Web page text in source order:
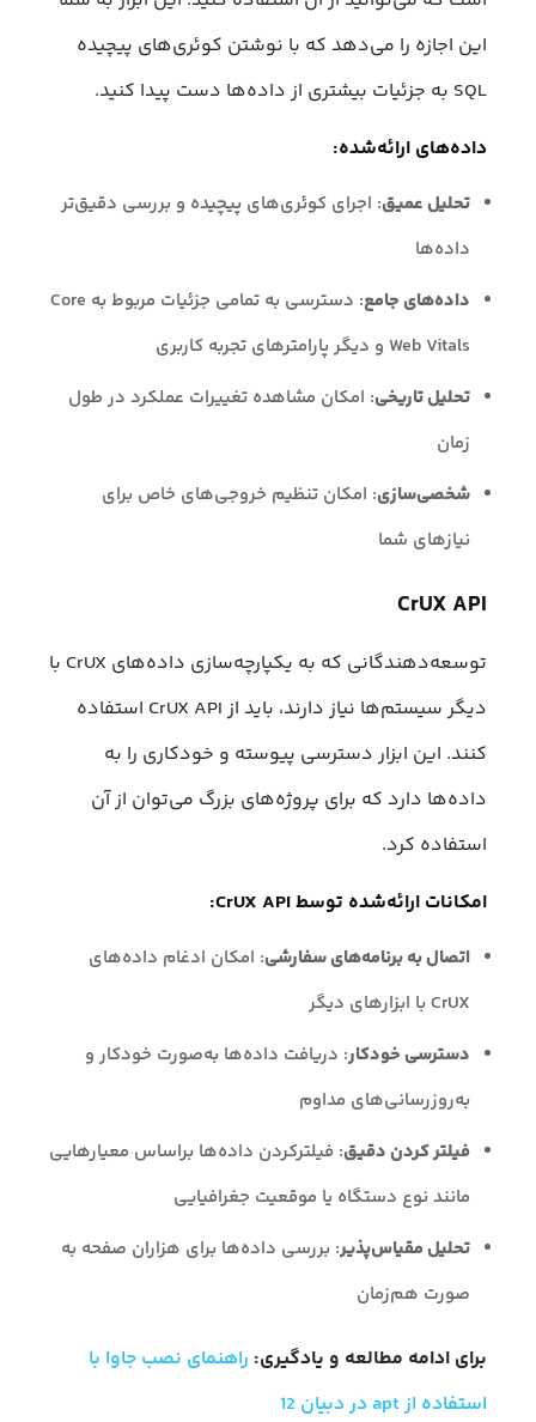
این اجازه را می‌دهد که با نوشتن کوئری‌های پیچیده
SQL به جزئیات بیشتری از داده‌ها دست پیدا کنید.
داده‌های ارائه‌شده:
تحلیل عمیق: اجرای کوئری‌های پیچیده و بررسی دقیق‌تر
داده‌ها
داده‌های جامع
: دسترسی به تمامی جزئیات مربوط به Core
Web Vitals و دیگر پارامترهای تجربه کاربری
تحلیل تاریخی: امکان مشاهده تغییرات عملکرد در طول
زمان
شخصی‌سازی: امکان تنظیم خروجی‌های خاص برای
نیازهای شما
CrUX API
توسعه‌دهندگانی که به یکپارچه‌سازی داده‌های CrUX با
دیگر سیستم‌ها نیاز دارند، باید از CrUX API استفاده
کنند. این ابزار دسترسی پیوسته و خودکاری را به
داده‌ها دارد که برای پروژه‌های بزرگ می‌توان از آن
استفاده کرد.
امکانات ارائه‌شده توسط CrUX API:
اتصال به برنامه‌های سفارشی: امکان ادغام داده‌های
CrUX با ابزارهای دیگر
دسترسی خودکار: دریافت داده‌ها به‌صورت خودکار و
به‌روزرسانی‌های مداوم
فیلتر کردن دقیق: فیلترکردن داده‌ها براساس معیارهایی
مانند نوع دستگاه یا موقعیت جغرافیایی
تحلیل مقیاس‌پذیر: بررسی داده‌ها برای هزاران صفحه به
صورت هم‌زمان
برای ادامه مطالعه و یادگیری: راهنمای نصب جاوا با
استفاده از apt در دبیان 12